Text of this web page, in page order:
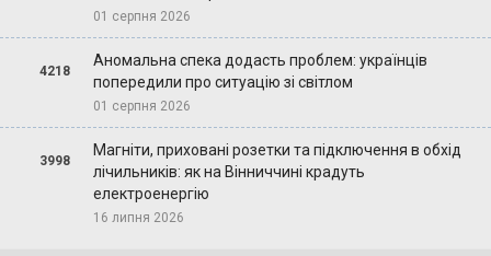
01 серпня 2026
4218
Аномальна спека додасть проблем: українців
попередили про ситуацію зі світлом
01 серпня 2026
3998
Магніти, приховані розетки та підключення в обхід
лічильників: як на Вінниччині крадуть
електроенергію
16 липня 2026